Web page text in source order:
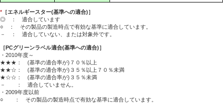
* ［エネルギースター(基準への適合)］
◎ ： 適合しています
○ ： その製品の製造時点で有効な基準に適合しています。
－ ： 適合していない、または対象外です。
［PCグリーンラベル適合(基準への適合)］
・2010年度～
★★★： (基準の適合率が)７０％以上
★★☆： (基準の適合率が)３５％以上７０％未満
★☆☆： (基準の適合率が)３５％未満
－ ： 適合していません。
・2009年度以前
○ ： その製品の製造時点で有効な基準に適合しています。